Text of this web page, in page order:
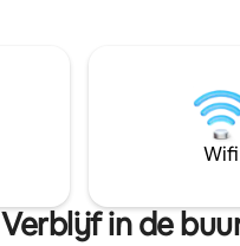
kamers
met
om
muziek,
Wifi
Verblijf in de